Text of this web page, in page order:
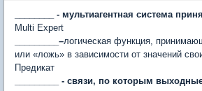
________ - мультиагентная система
Multi Expert
_________–логическая функция,
или «ложь» в зависимости от значений
Предикат
_________ - связи, по которым